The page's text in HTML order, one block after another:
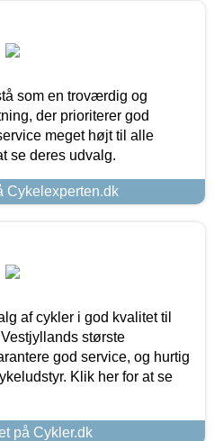
som en troværdig og
der prioriterer god
meget højt til alle
se deres udvalg.
Cykelexperten.dk
af cykler i god kvalitet til
største
god service, og hurtig
Klik her for at se
på Cykler.dk